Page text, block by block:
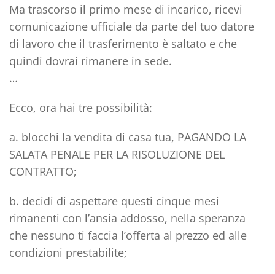
Ma trascorso il primo mese di incarico, ricevi
comunicazione ufficiale da parte del tuo datore
di lavoro che il trasferimento è saltato e che
quindi dovrai rimanere in sede.
…
Ecco, ora hai tre possibilità:
a. blocchi la vendita di casa tua, PAGANDO LA
SALATA PENALE PER LA RISOLUZIONE DEL
CONTRATTO;
b. decidi di aspettare questi cinque mesi
rimanenti con l’ansia addosso, nella speranza
che nessuno ti faccia l’offerta al prezzo ed alle
condizioni prestabilite;